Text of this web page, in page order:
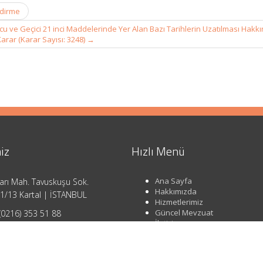
ve Geçici 21 inci Maddelerinde Yer Alan Bazı Tarihlerin Uzatılması
(Karar Sayısı: 3248) →
Mah. Tavuskuşu Sok.
13 Kartal | İSTANBUL
353 51 88
Hızlı Menü
Ana Sayfa
Hakkımızda
Hizmetlerimiz
Güncel Mevzuat
İletişim